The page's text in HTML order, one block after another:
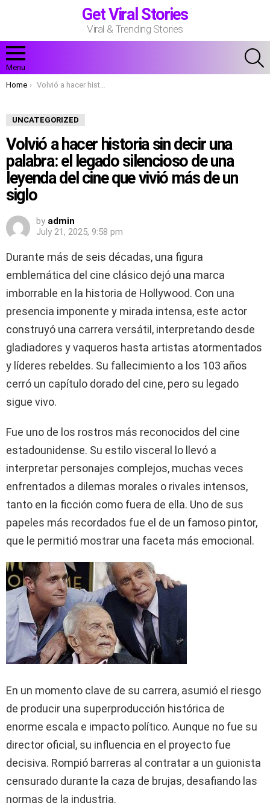
Get Viral Stories
Viral & Trending Stories
Menu
You are here:
Home Volvió a hacer historia sin decir una palabra: el legado silencioso de una leyenda del cine que vivió más de un siglo
UNCATEGORIZED
Volvió a hacer historia sin decir una
palabra: el legado silencioso de una
leyenda del cine que vivió más de un
siglo
by admin
July 21, 2025, 9:58 pm
Durante más de seis décadas, una figura
emblemática del cine clásico dejó una marca
imborrable en la historia de Hollywood. Con una
presencia imponente y mirada intensa, este actor
construyó una carrera versátil, interpretando desde
gladiadores y vaqueros hasta artistas atormentados
y líderes rebeldes. Su fallecimiento a los 103 años
cerró un capítulo dorado del cine, pero su legado
sigue vivo.
Fue uno de los rostros más reconocidos del cine
estadounidense. Su estilo visceral lo llevó a
interpretar personajes complejos, muchas veces
enfrentados a dilemas morales o rivales intensos,
tanto en la ficción como fuera de ella. Uno de sus
papeles más recordados fue el de un famoso pintor,
que le permitió mostrar una faceta más emocional.
En un momento clave de su carrera, asumió el riesgo
de producir una superproducción histórica de
enorme escala e impacto político. Aunque no fue su
director oficial, su influencia en el proyecto fue
decisiva. Rompió barreras al contratar a un guionista
censurado durante la caza de brujas, desafiando las
normas de la industria.